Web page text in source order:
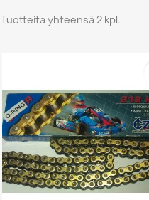
Tuotteita yhteensä 2 kpl.